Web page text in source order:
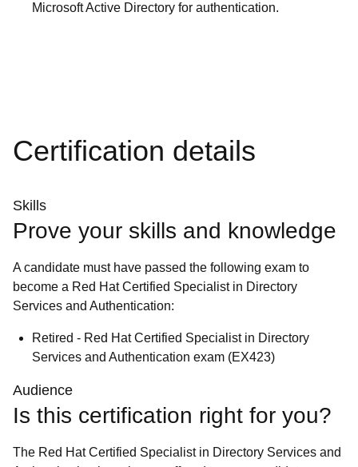
Microsoft Active Directory for authentication.
Certification details
Skills
Prove your skills and knowledge
A candidate must have passed the following exam to
become a Red Hat Certified Specialist in Directory
Services and Authentication:
Retired - Red Hat Certified Specialist in Directory
Services and Authentication exam (EX423)
Audience
Is this certification right for you?
The Red Hat Certified Specialist in Directory Services and